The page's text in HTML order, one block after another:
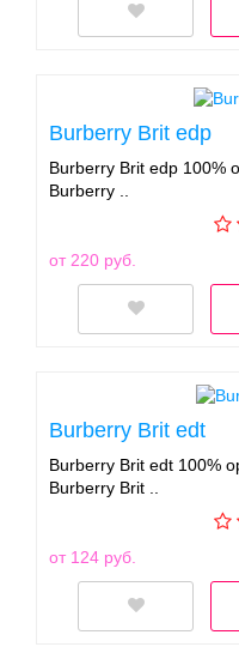
Burberry Brit edp
Burberry Brit edp 100%
Burberry ..
от 220 руб.
Burberry Brit edt
Burberry Brit edt 100%
Burberry Brit ..
от 124 руб.